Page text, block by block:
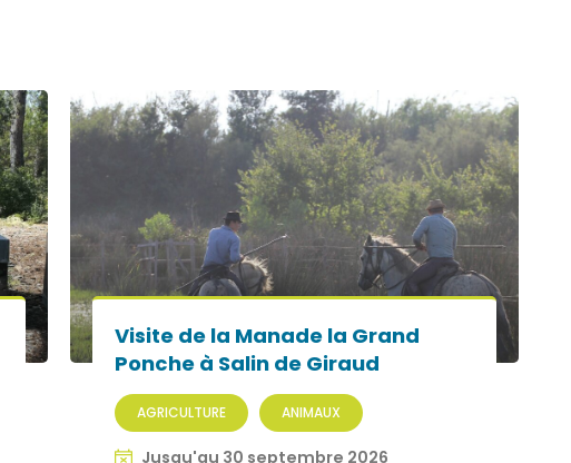
Visite de la Manade la Grand
Ponche à Salin de Giraud
AGRICULTURE ANIMAUX
Jusqu'au 30 septembre 2026